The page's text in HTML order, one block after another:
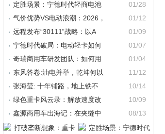
定胜场景：宁德时代轻商电池
01/28
气价优势VS电动浪潮：2026，
01/12
远程发布“30111”战略：以A
01/09
宁德时代破局：电动轻卡如何
01/07
奇瑞商用车研发团队：如何用
01/04
东风答卷:油电并举，乾坤何以
11/12
张海莹: 十年铺路，地上铁不
10/14
绿色重卡风云录：解放速度改
10/09
鑫源商用车出海记：在夹缝中
08/13